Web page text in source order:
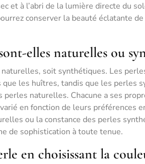
et à l’abri de la lumière directe du
conserver la beauté éclatante
elles naturelles ou
soit synthétiques. Les
les huîtres, tandis que les perles
naturelles. Chacune a ses
en fonction de leurs préférences
ou la constance des perles
de sophistication à toute tenue.
en choisissant la